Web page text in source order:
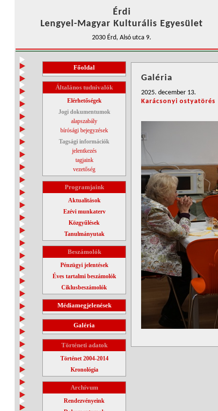
Érdi
Lengyel-Magyar Kulturális Egyesület
2030 Érd, Alsó utca 9.
Főoldal
Általános tudnivalók
Elérhetőségek
Jogi dokumentumok
alapszabály
bírósági bejegyzések
Tagsági információk
jelentkezés
tagjaink
vezetőség
Programjaink
Aktualitások
Ezévi munkaterv
Közgyűlések
Tanulmányutak
Beszámolók
Pénzügyi jelentések
Éves tartalmi beszámolók
Ciklusbeszámolók
Médiamegjelenések
Galéria
Történeti adatok
Történet 2004-2014
Kronológia
Archívum
Rendezvényeink
Galéria
2025. december 13.
Karácsonyi ostyatörés